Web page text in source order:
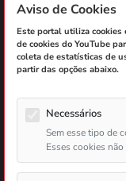
Autorizados
Loteria Instantânea
Aviso de Cookies
Este portal utiliza
de cookies do YouTube
coleta de estatísticas de
partir das opções abaixo.
Necessários
Sem esse tipo de
Esses cookies